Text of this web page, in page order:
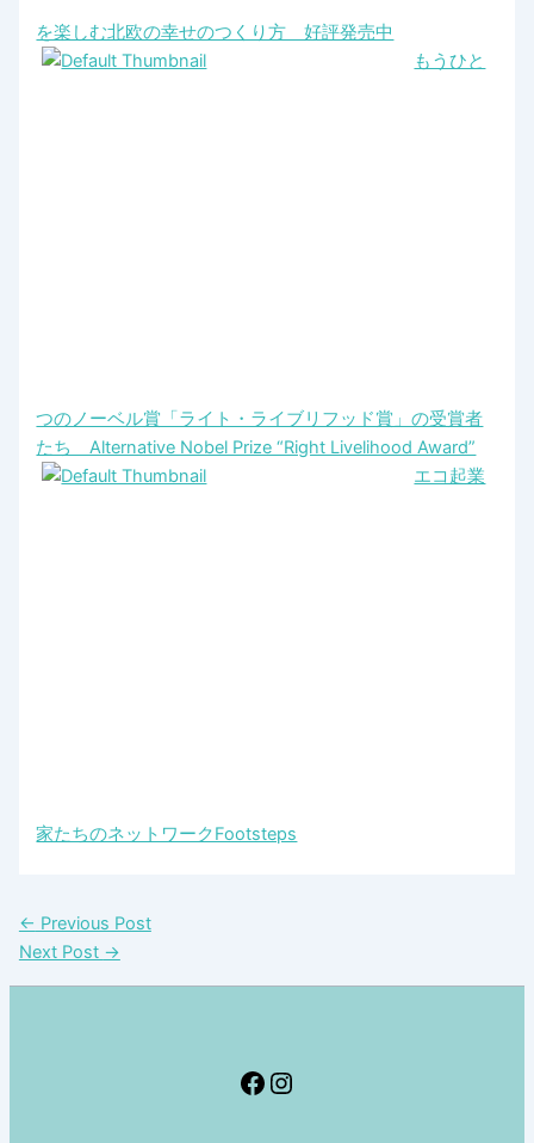
を楽しむ北欧の幸せのつくり方 好評発売中
もうひと
つのノーベル賞「ライト・ライブリフッド賞」の受賞者
たち Alternative Nobel Prize “Right Livelihood Award”
エコ起業
家たちのネットワークFootsteps
← Previous Post
Next Post →
Facebook
Instagram